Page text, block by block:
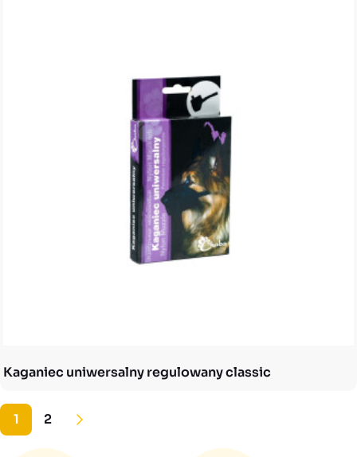
Kaganiec uniwersalny regulowany classic
1 2 Następny